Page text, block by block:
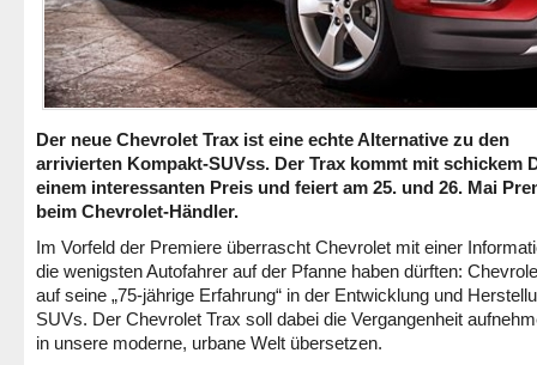
Der neue Chevrolet Trax ist eine echte Alternative zu den
arrivierten Kompakt-SUVss. Der Trax kommt mit schickem
einem interessanten Preis und feiert am 25. und 26. Mai
beim Chevrolet-Händler.
Im Vorfeld der Premiere überrascht Chevrolet mit einer
die wenigsten Autofahrer auf der Pfanne haben dürften:
auf seine „75-jährige Erfahrung“ in der Entwicklung und
SUVs. Der Chevrolet Trax soll dabei die Vergangenheit
in unsere moderne, urbane Welt übersetzen.